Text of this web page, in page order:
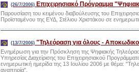
(26/7/2006) Επιχειρησιακό Πρόγραμμα
Παρουσίαση του κειμένου διαβούλευσης του
Προϊσταμένου της ΕΥΔ, Στέλιου Χριστάκου σε
(13/7/2006) "Τηλεόραση για όλους -
Ενημέρωση για την Πρόσκληση της Ψηφιακής
Υπηρεσίας Διαχείρισης του Επιχειρησιακού
ενημερωτική ημερίδα της 13 Ιουλίου 2006 με θέμα:
αναπηρία".